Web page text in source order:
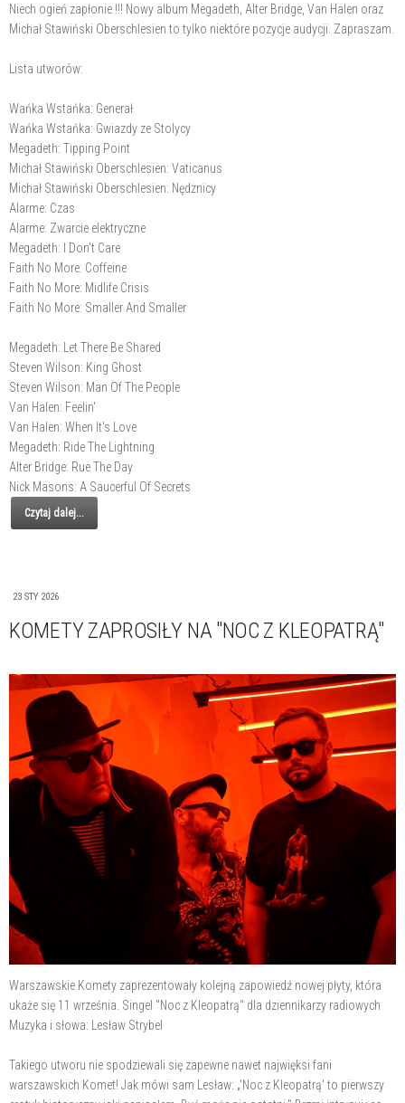
Niech ogień zapłonie !!! Nowy album Megadeth, Alter Bridge, Van Halen oraz
Michał Stawiński Oberschlesien to tylko niektóre pozycje audycji. Zapraszam.
Lista utworów:
Wańka Wstańka: Generał
Wańka Wstańka: Gwiazdy ze Stolycy
Megadeth: Tipping Point
Michał Stawiński Oberschlesien: Vaticanus
Michał Stawiński Oberschlesien: Nędznicy
Alarme: Czas
Alarme: Zwarcie elektryczne
Megadeth: I Don't Care
Faith No More: Coffeine
Faith No More: Midlife Crisis
Faith No More: Smaller And Smaller
Megadeth: Let There Be Shared
Steven Wilson: King Ghost
Steven Wilson: Man Of The People
Van Halen: Feelin'
Van Halen: When It's Love
Megadeth: Ride The Lightning
Alter Bridge: Rue The Day
Nick Masons: A Saucerful Of Secrets
Czytaj dalej...
23 STY 2026
KOMETY ZAPROSIŁY NA "NOC Z KLEOPATRĄ"
Warszawskie Komety zaprezentowały kolejną zapowiedź nowej płyty, która
ukaże się 11 września. Singel "Noc z Kleopatrą" dla dziennikarzy radiowych
Muzyka i słowa: Lesław Strybel
Takiego utworu nie spodziewali się zapewne nawet najwięksi fani
warszawskich Komet! Jak mówi sam Lesław: „'Noc z Kleopatrą' to pierwszy